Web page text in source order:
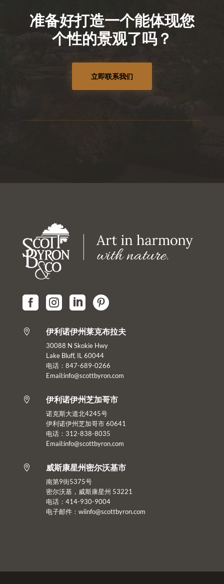
准备好打造一个能体现您
个性的景观了吗？
立即联系我们
   
 伊利诺伊州莱克布拉夫
30088 N Skokie Hwy
Lake Bluff, IL 60044
电话：847-689-0266
Email:info@scottbyron.com
 伊利诺伊州芝加哥市
诺克斯大道北4245号
伊利诺伊州芝加哥市 60641
电话：312-838-8035
Email:info@scottbyron.com
 威斯康星州密尔沃基市
南第9街5375号
密尔沃基，威斯康星州 53221
电话：414-930-9004
电子邮件： wiinfo@scottbyron.com